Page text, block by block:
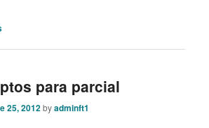
para parcial
25, 2012byadminft1